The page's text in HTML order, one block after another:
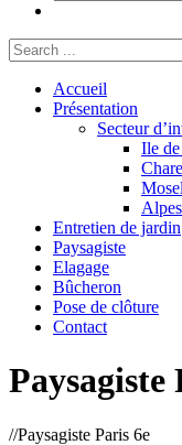
Accueil
Présentation
Secteur
Ile
Entretien de jardin
Paysagiste
Elagage
Bûcheron
Pose de clôture
Contact
Paysagiste
//Paysagiste Paris 6e